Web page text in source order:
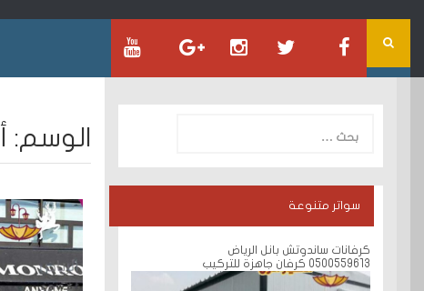
الوسم:
عن:
سواتر متنوعة
كرفانات ساندوتش بانل الرياض
0500559613 كرفان جاهزة للتركيب